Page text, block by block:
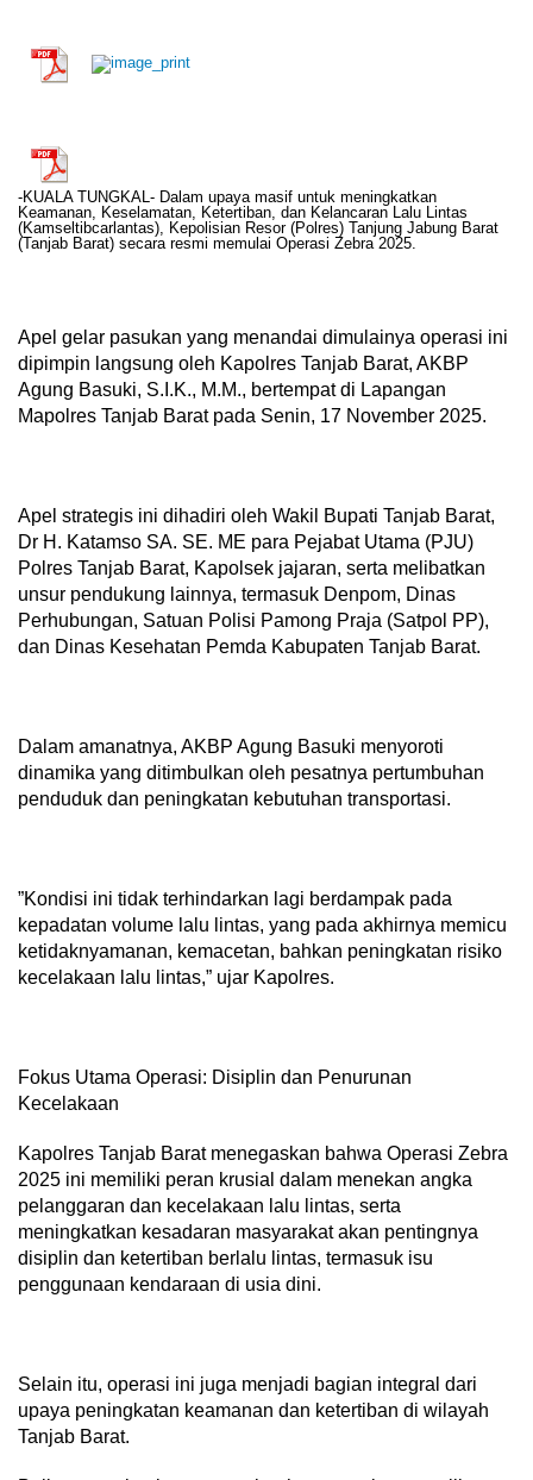
-KUALA TUNGKAL- Dalam upaya masif untuk meningkatkan
Keamanan, Keselamatan, Ketertiban, dan Kelancaran Lalu Lintas
(Kamseltibcarlantas), Kepolisian Resor (Polres) Tanjung Jabung Barat
(Tanjab Barat) secara resmi memulai Operasi Zebra 2025.
Apel gelar pasukan yang menandai dimulainya operasi ini
dipimpin langsung oleh Kapolres Tanjab Barat, AKBP
Agung Basuki, S.I.K., M.M., bertempat di Lapangan
Mapolres Tanjab Barat pada Senin, 17 November 2025.
​Apel strategis ini dihadiri oleh Wakil Bupati Tanjab Barat,
Dr H. Katamso SA. SE. ME para Pejabat Utama (PJU)
Polres Tanjab Barat, Kapolsek jajaran, serta melibatkan
unsur pendukung lainnya, termasuk Denpom, Dinas
Perhubungan, Satuan Polisi Pamong Praja (Satpol PP),
dan Dinas Kesehatan Pemda Kabupaten Tanjab Barat.
​Dalam amanatnya, AKBP Agung Basuki menyoroti
dinamika yang ditimbulkan oleh pesatnya pertumbuhan
penduduk dan peningkatan kebutuhan transportasi.
​”Kondisi ini tidak terhindarkan lagi berdampak pada
kepadatan volume lalu lintas, yang pada akhirnya memicu
ketidaknyamanan, kemacetan, bahkan peningkatan risiko
kecelakaan lalu lintas,” ujar Kapolres.
​Fokus Utama Operasi: Disiplin dan Penurunan
Kecelakaan
​Kapolres Tanjab Barat menegaskan bahwa Operasi Zebra
2025 ini memiliki peran krusial dalam menekan angka
pelanggaran dan kecelakaan lalu lintas, serta
meningkatkan kesadaran masyarakat akan pentingnya
disiplin dan ketertiban berlalu lintas, termasuk isu
penggunaan kendaraan di usia dini.
Selain itu, operasi ini juga menjadi bagian integral dari
upaya peningkatan keamanan dan ketertiban di wilayah
Tanjab Barat.